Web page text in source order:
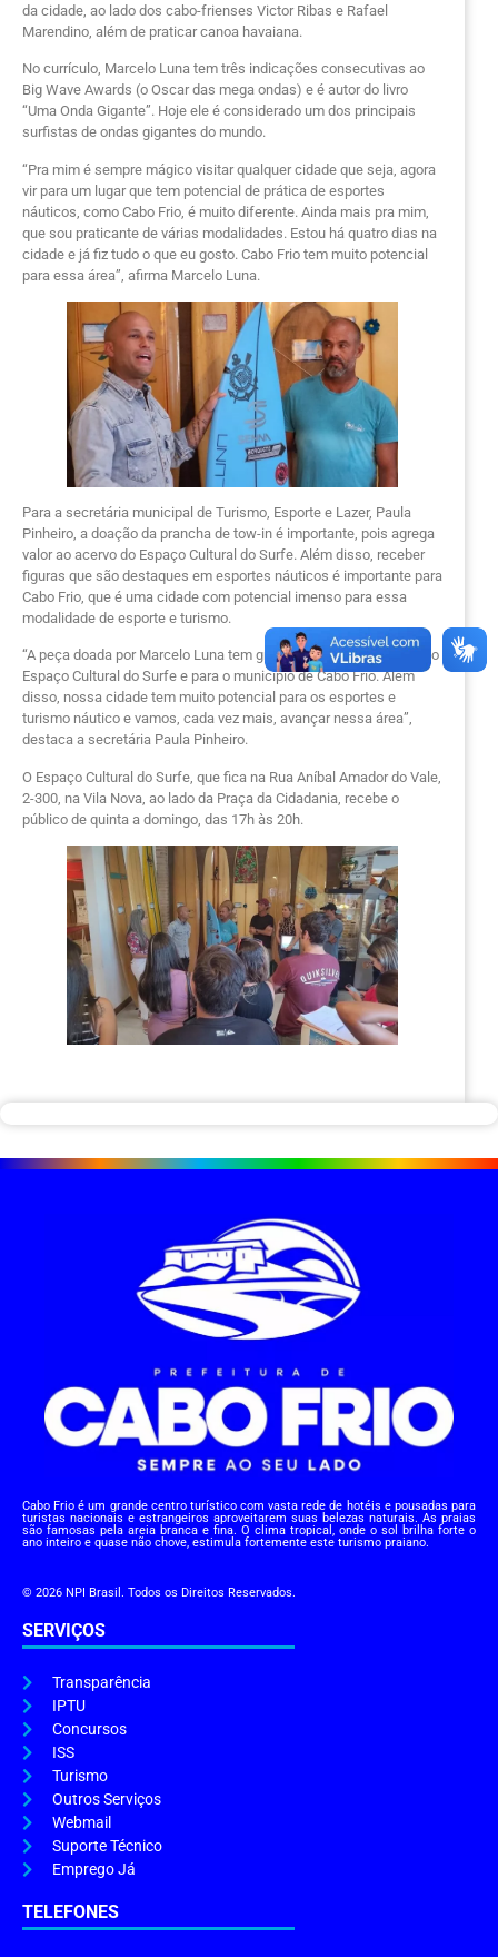
da cidade, ao lado dos cabo-frienses Victor Ribas e Rafael
Marendino, além de praticar canoa havaiana.
No currículo, Marcelo Luna tem três indicações consecutivas ao
Big Wave Awards (o Oscar das mega ondas) e é autor do livro
“Uma Onda Gigante”. Hoje ele é considerado um dos principais
surfistas de ondas gigantes do mundo.
“Pra mim é sempre mágico visitar qualquer cidade que seja, agora
vir para um lugar que tem potencial de prática de esportes
náuticos, como Cabo Frio, é muito diferente. Ainda mais pra mim,
que sou praticante de várias modalidades. Estou há quatro dias na
cidade e já fiz tudo o que eu gosto. Cabo Frio tem muito potencial
para essa área”, afirma Marcelo Luna.
Para a secretária municipal de Turismo, Esporte e Lazer, Paula
Pinheiro, a doação da prancha de tow-in é importante, pois agrega
valor ao acervo do Espaço Cultural do Surfe. Além disso, receber
figuras que são destaques em esportes náuticos é importante para
Cabo Frio, que é uma cidade com potencial imenso para essa
modalidade de esporte e turismo.
“A peça doada por Marcelo Luna tem grande valor para o acervo do
Espaço Cultural do Surfe e para o município de Cabo Frio. Além
disso, nossa cidade tem muito potencial para os esportes e
turismo náutico e vamos, cada vez mais, avançar nessa área”,
destaca a secretária Paula Pinheiro.
O Espaço Cultural do Surfe, que fica na Rua Aníbal Amador do Vale,
2-300, na Vila Nova, ao lado da Praça da Cidadania, recebe o
público de quinta a domingo, das 17h às 20h.
Cabo Frio é um grande centro turístico com vasta rede de hotéis e pousadas para
turistas nacionais e estrangeiros aproveitarem suas belezas naturais. As praias
são famosas pela areia branca e fina. O clima tropical, onde o sol brilha forte o
ano inteiro e quase não chove, estimula fortemente este turismo praiano.
© 2026 NPI Brasil. Todos os Direitos Reservados.
SERVIÇOS
Transparência
IPTU
Concursos
ISS
Turismo
Outros Serviços
Webmail
Suporte Técnico
Emprego Já
TELEFONES